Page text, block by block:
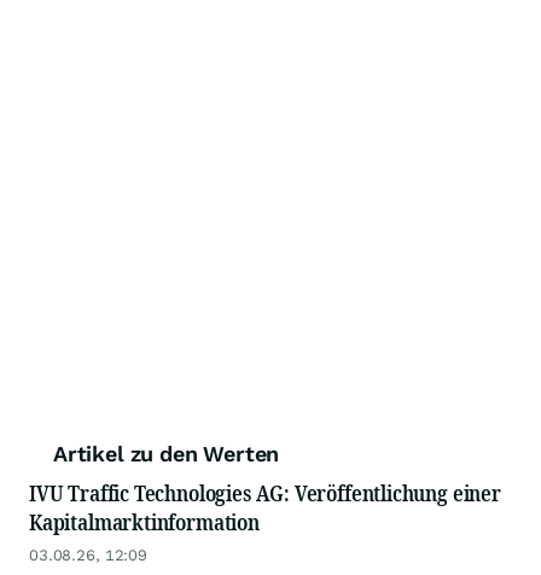
Artikel zu den Werten
IVU Traffic Technologies AG: Veröffentlichung einer
Kapitalmarktinformation
03.08.26, 12:09